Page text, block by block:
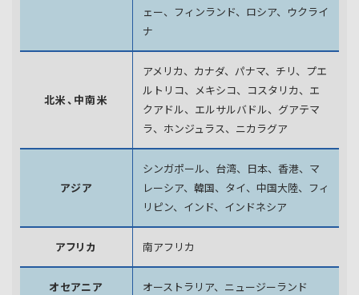
ェー、フィンランド、 ロシア、ウクライ
ナ
北米、中南米
アメリカ、カナダ、パナマ、チリ、プエ
ルトリコ、メキシコ、 コスタリカ、エ
クアドル、エルサルバドル、グアテマ
ラ、 ホンジュラス、ニカラグア
アジア
シンガポール、台湾、日本、香港、マ
レーシア、韓国、 タイ、中国大陸、フィ
リピン、インド、インドネシア
アフリカ 南アフリカ
オセアニア オーストラリア、ニュージーランド